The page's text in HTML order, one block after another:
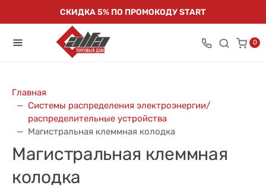
СКИДКА 5% ПО ПРОМОКОДУ START
0
Главная
Системы распределения электроэнергии/
распределительные устройства
Магистральная клеммная колодка
Магистральная клеммная
колодка